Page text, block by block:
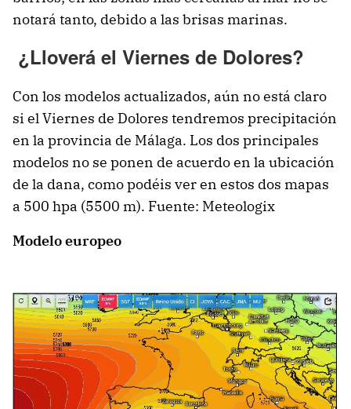
notará tanto, debido a las brisas marinas.
¿Lloverá el Viernes de Dolores?
Con los modelos actualizados, aún no está claro
si el Viernes de Dolores tendremos precipitación
en la provincia de Málaga. Los dos principales
modelos no se ponen de acuerdo en la ubicación
de la dana, como podéis ver en estos dos mapas
a 500 hpa (5500 m). Fuente: Meteologix
Modelo europeo